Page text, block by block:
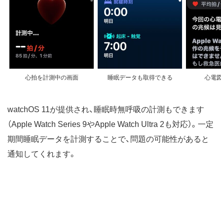
心拍を計測中の画面 睡眠データも取得できる 心電
watchOS 11が提供され、睡眠時無呼吸の計測もできます
（Apple Watch Series 9やApple Watch Ultra 2も対応）。一定
期間睡眠データを計測することで、問題の可能性があると
通知してくれます。